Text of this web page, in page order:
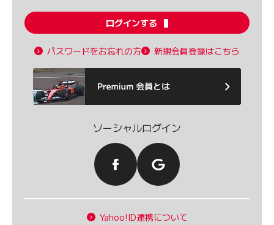
ログインする
パスワードをお忘れの方 新規会員登録はこちら
ソーシャルログイン
Yahoo!ID連携について